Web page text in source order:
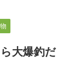
大爆釣だ